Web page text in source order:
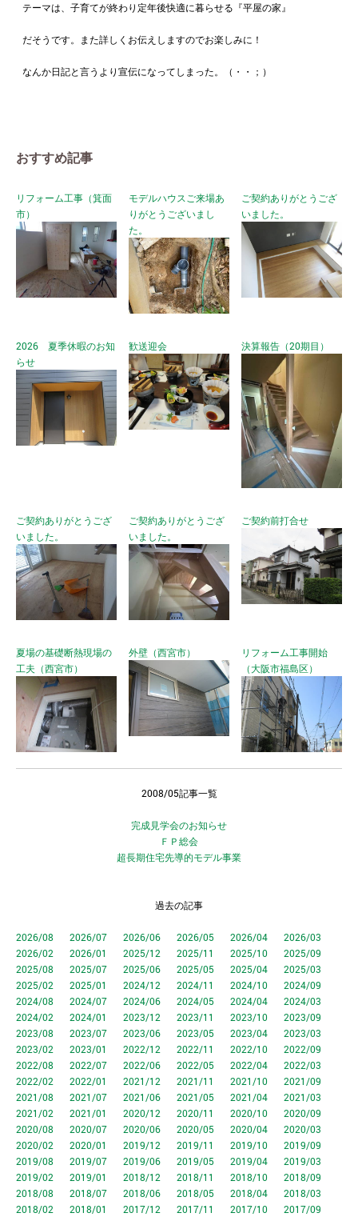
テーマは、子育てが終わり定年後快適に暮らせる『平屋の家』
だそうです。また詳しくお伝えしますのでお楽しみに！
なんか日記と言うより宣伝になってしまった。（・・；）
おすすめ記事
リフォーム工事（箕面
市）
モデルハウスご来場あ
りがとうございまし
た。
ご契約ありがとうござ
いました。
2026 夏季休暇のお知
らせ
歓送迎会 決算報告（20期目）
ご契約ありがとうござ
いました。
ご契約ありがとうござ
いました。
ご契約前打合せ
夏場の基礎断熱現場の
工夫（西宮市）
外壁（西宮市）
リフォーム工事開始
（大阪市福島区）
2008/05記事一覧
完成見学会のお知らせ
ＦＰ総会
超長期住宅先導的モデル事業
過去の記事
2026/08 2026/07 2026/06 2026/05 2026/04
2026/03
2026/02
2026/01 2025/12 2025/11 2025/10
2025/09
2025/08
2025/07 2025/06 2025/05 2025/04
2025/03
2025/02
2025/01 2024/12 2024/11 2024/10
2024/09
2024/08
2024/07 2024/06 2024/05 2024/04
2024/03
2024/02
2024/01 2023/12 2023/11 2023/10
2023/09
2023/08
2023/07 2023/06 2023/05 2023/04
2023/03
2023/02
2023/01 2022/12 2022/11 2022/10
2022/09
2022/08
2022/07 2022/06 2022/05 2022/04
2022/03
2022/02
2022/01 2021/12 2021/11 2021/10
2021/09
2021/08
2021/07 2021/06 2021/05 2021/04
2021/03
2021/02
2021/01 2020/12 2020/11 2020/10
2020/09
2020/08
2020/07 2020/06 2020/05 2020/04
2020/03
2020/02
2020/01 2019/12 2019/11 2019/10
2019/09
2019/08
2019/07 2019/06 2019/05 2019/04
2019/03
2019/02
2019/01 2018/12 2018/11 2018/10
2018/09
2018/08
2018/07 2018/06 2018/05 2018/04
2018/03
2018/02
2018/01 2017/12 2017/11 2017/10
2017/09